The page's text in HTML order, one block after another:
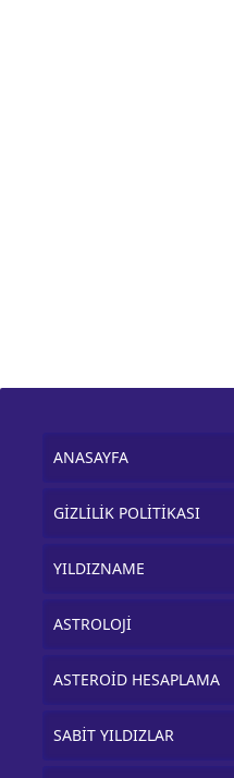
ANASAYFA
GİZLİLİK POLİTİKASI
YILDIZNAME
ASTROLOJİ
ASTEROİD HESAPLAMA
SABİT YILDIZLAR